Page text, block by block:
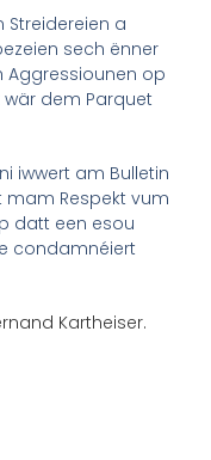
a
sech ënner
op
dem Parquet
iwwert am Bulletin
mam Respekt vum
datt een esou
condamnéiert
Kartheiser.